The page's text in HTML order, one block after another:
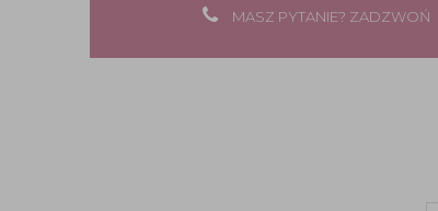
MASZ PYTANIE? ZADZWOŃ